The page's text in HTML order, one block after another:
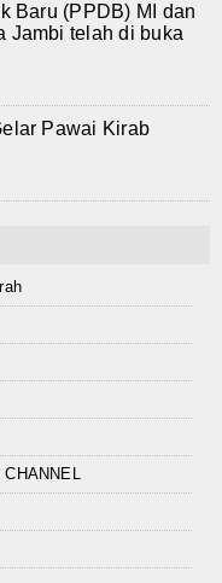
Baru (PPDB) MI dan
Jambi telah di buka
Pawai Kirab
CHANNEL